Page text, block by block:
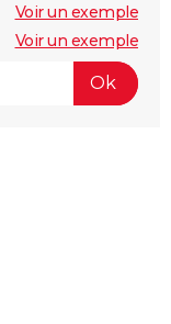
Voir un exemple
Voir un exemple